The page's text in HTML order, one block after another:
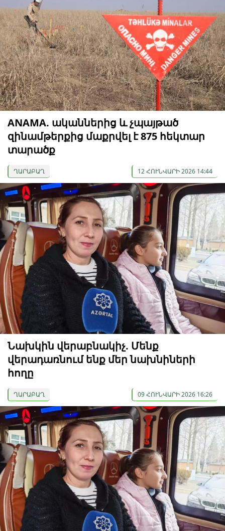
ANAMA. ականներից և չպայթած
զինամթերքից մաքրվել է 875 հեկտար
տարածք
ՂԱՐԱԲԱՂ 12 ՀՈՒՆՎԱՐԻ 2026 14:44
Նախկին վերաբնակիչ. Մենք
վերադառնում ենք մեր նախնիների
հողը
ՂԱՐԱԲԱՂ 09 ՀՈՒՆՎԱՐԻ 2026 16:26